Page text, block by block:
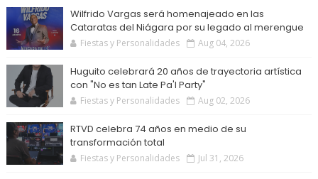
Wilfrido Vargas será homenajeado en las
Cataratas del Niágara por su legado al merengue
Fiestas y Personalidades Aug 04, 2026
Huguito celebrará 20 años de trayectoria artística
con "No es tan Late Pa'l Party"
Fiestas y Personalidades Aug 02, 2026
RTVD celebra 74 años en medio de su
transformación total
Fiestas y Personalidades Jul 31, 2026